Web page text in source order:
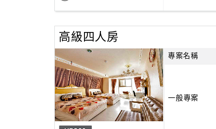
高級四人房
專案名稱
一般專案